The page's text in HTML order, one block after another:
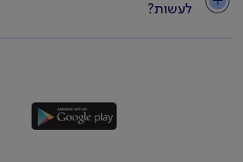
לעשות?